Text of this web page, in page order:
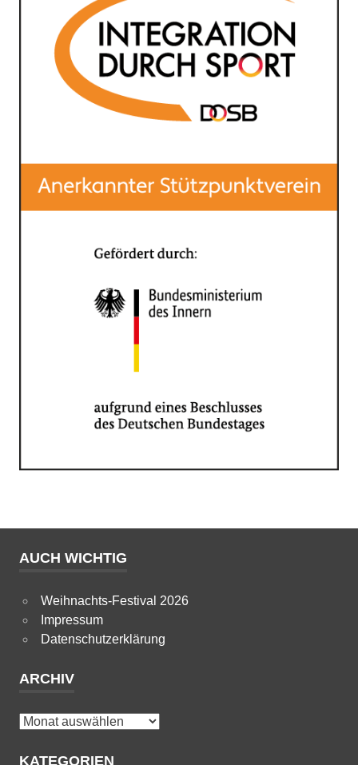
AUCH WICHTIG
Weihnachts-Festival 2026
Impressum
Datenschutzerklärung
ARCHIV
Archiv
KATEGORIEN